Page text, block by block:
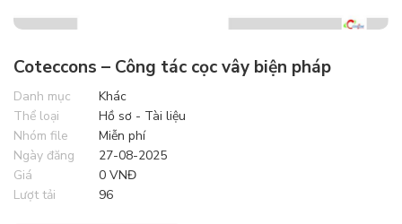
Coteccons – Công tác cọc vây biện pháp
Danh mục
Khác
Thể loại
Hồ sơ - Tài liệu
Nhóm file
Miễn phí
Ngày đăng
27-08-2025
Giá
0 VNĐ
Lượt tải
96